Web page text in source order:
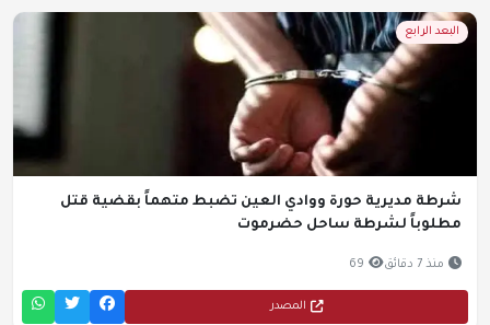
البعد الرابع
شرطة مديرية حورة ووادي العين تضبط متهماً بقضية قتل
مطلوباً لشرطة ساحل حضرموت
منذ 7 دقائق 69
المصدر